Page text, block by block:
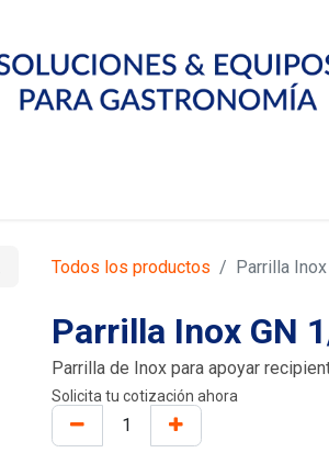
Todos los productos Parrilla
Parrilla Inox GN
Parrilla de Inox para apoyar
Solicita tu cotización ahora